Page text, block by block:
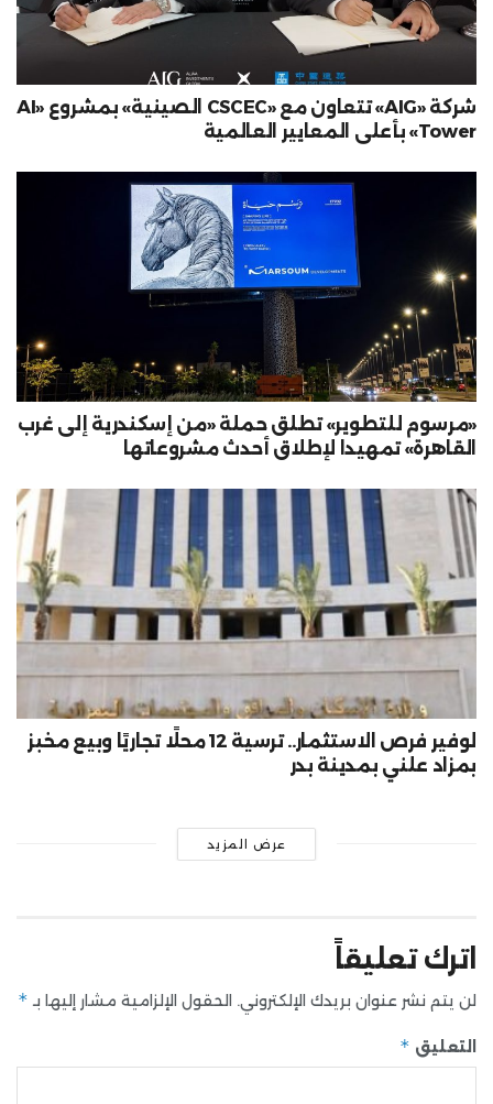
شركة «AIG» تتعاون مع «CSCEC الصينية» بمشروع «AI
Tower» بأعلى المعايير العالمية
«مرسوم للتطوير» تطلق حملة «من إسكندرية إلى غرب
القاهرة» تمهيدا لإطلاق أحدث مشروعاتها
لوفير فرص الاستثمار.. ترسية 12 محلًا تجاريًا وبيع مخبز
بمزاد علني بمدينة بدر
عرض المزيد
اترك تعليقاً
لن يتم نشر عنوان بريدك الإلكتروني. الحقول الإلزامية مشار إليها بـ *
التعليق *